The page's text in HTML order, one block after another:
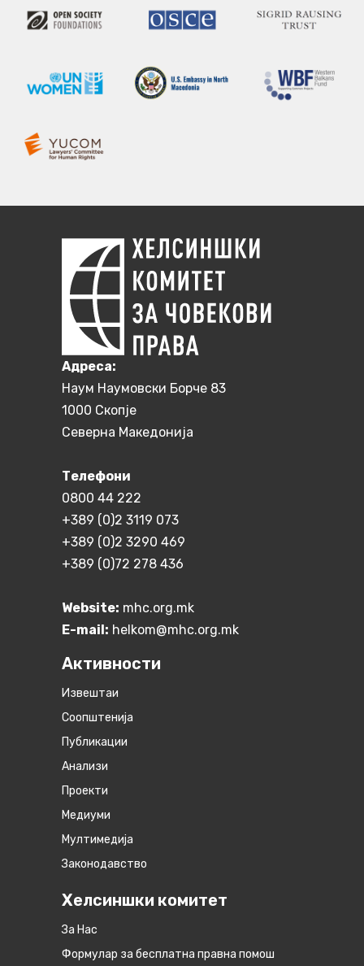
Aдреса:
Наум Наумовски Борче 83
1000 Скопје
Северна Македонија
Телефони
0800 44 222
+389 (0)2 3119 073
+389 (0)2 3290 469
+389 (0)72 278 436
Website: mhc.org.mk
E-mail: helkom@mhc.org.mk
Активности
Извештаи
Соопштенија
Публикации
Анализи
Проекти
Медиуми
Мултимедија
Законодавство
Хелсиншки комитет
За Нас
Формулар за бесплатна правна помош